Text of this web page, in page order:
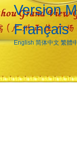
Version
Français
English 简体中文 繁體